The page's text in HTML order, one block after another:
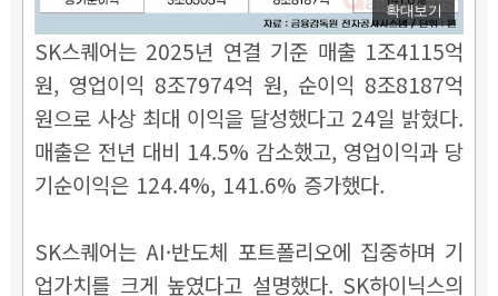
확대보기
SK스퀘어는 2025년 연결 기준 매출 1조4115억
원, 영업이익 8조7974억 원, 순이익 8조8187억
원으로 사상 최대 이익을 달성했다고 24일 밝혔다.
매출은 전년 대비 14.5% 감소했고, 영업이익과 당
기순이익은 124.4%, 141.6% 증가했다.
SK스퀘어는 AI·반도체 포트폴리오에 집중하며 기
업가치를 크게 높였다고 설명했다. SK하이닉스의